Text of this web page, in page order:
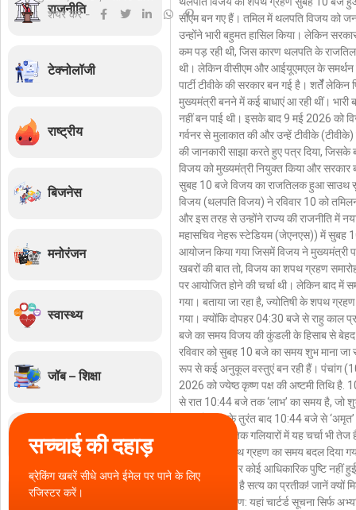
राजनीति
टेक्नोलॉजी
राष्ट्रीय
बिजनेस
मनोरंजन
स्वास्थ्य
जॉब – शिक्षा
लाइफस्टाइल
संपादकीय
सीएम बन गए हैं। तमिल में थलपति विजय को
उन्होंने भारी बहुमत हासिल किया। लेकिन
कम पड़ रही थी, जिस कारण थलपति के
थी। लेकिन वीसीएम और आईयूएमएल के
पार्टी टीवीके की सरकार बन गई है। शर्तेँ लेकिन
मुख्यमंत्री बनने में कई बाधाएं आ रही थीं। भारी
नहीं बन पाई थी। इसके बाद 9 मई 2026 को
गर्वनर से मुलाकात की और उन्हें टीवीके
की जानकारी साझा करते हुए पत्र दिया, जिसके
विजय को मुख्यमंत्री नियुक्त किया और सरकार
सुबह 10 बजे विजय का राजतिलक हुआ साउथ
विजय (थलपति विजय) ने रविवार 10 को
और इस तरह से उन्होंने राज्य की राजनीति में
महासचिव नेहरू स्टेडियम (जेएनएस)) में सुबह
आयोजन किया गया जिसमें विजय ने मुख्यमंत्री
खबरों की बात तो, विजय का शपथ ग्रहण
पर आयोजित होने की चर्चा थी। लेकिन बाद में
गया। बताया जा रहा है, ज्योतिषी के शपथ
गया। क्योंकि दोपहर 04:30 बजे से राहु काल
बजे का समय विजय की कुंडली के हिसाब से
रविवार को सुबह 10 बजे का समय शुभ माना जा
रूप से कई अनुकूल वस्तुएं बन रही हैं। पंचांग
2026 को ज्येष्ठ कृष्ण पक्ष की अष्टमी तिथि
से रात 10:44 बजे तक ‘लाभ’ का समय है, जो
जाता है। इसके तुरंत बाद 10:44 बजे से
गई है। राजनीतिक गलियारों में यह चर्चा भी
रखते हुए ही शपथ ग्रहण का समय बदल दिया
की ओर से इस पर कोई आधिकारिक पुष्टि नहीं
‘थलपति’ नाम में है सत्य का प्रतीक! जानें क्यों
शासकअस्वीकरण: यहां चार्टर्ड सूचना सिर्फ
शेयर करें -
August 7, 2026 / 11:23
शेयर करें -
सच्चाई की दहाड़
ब्रेकिंग खबरें सीधे अपने ईमेल पर पाने के लिए
रजिस्टर करें।